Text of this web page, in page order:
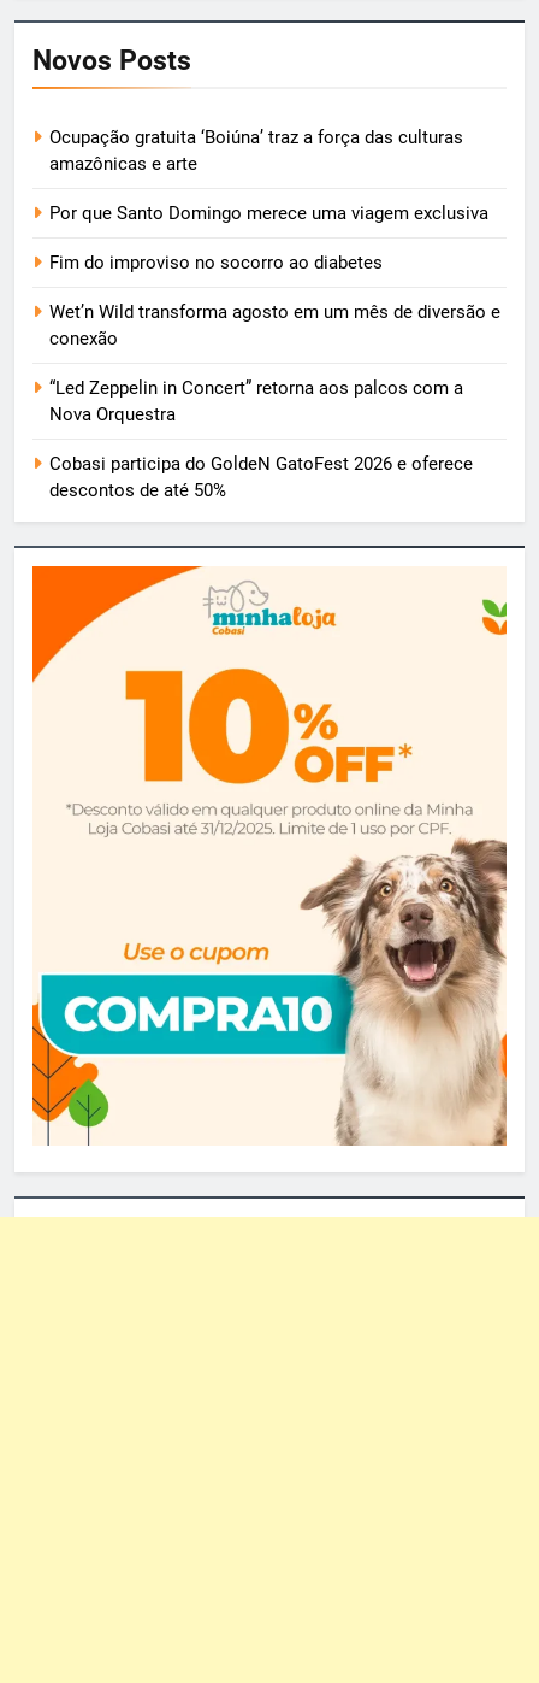
Novos Posts
Ocupação gratuita ‘Boiúna’ traz a força das culturas
amazônicas e arte
Por que Santo Domingo merece uma viagem exclusiva
Fim do improviso no socorro ao diabetes
Wet’n Wild transforma agosto em um mês de diversão e
conexão
“Led Zeppelin in Concert” retorna aos palcos com a
Nova Orquestra
Cobasi participa do GoldeN GatoFest 2026 e oferece
descontos de até 50%